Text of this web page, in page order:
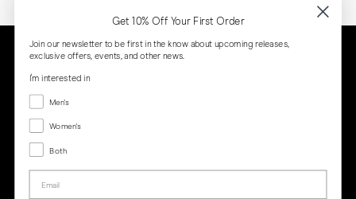
Get 10% Off Your First Order
Join our newsletter to be first in the know about upcoming releases,
exclusive offers, events, and other news.
I'm interested in
Menswear
Men's
Women's
Women's
Both
Both
Email